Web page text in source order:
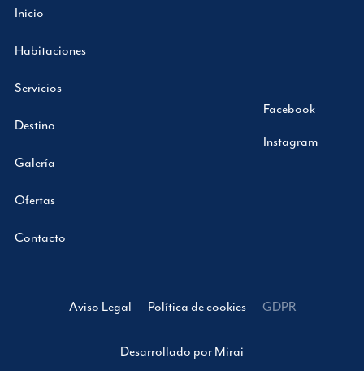
Inicio
Habitaciones
Servicios
Destino
Galería
Ofertas
Contacto
Facebook
Instagram
Aviso Legal Política de cookies GDPR
Desarrollado por Mirai